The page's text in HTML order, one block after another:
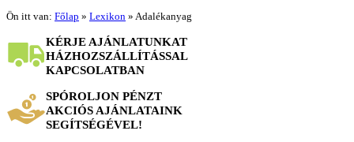
Ön itt van: Főlap » Lexikon » Adalékanyag
KÉRJE AJÁNLATUNKAT
HÁZHOZSZÁLLÍTÁSSAL
KAPCSOLATBAN
SPÓROLJON PÉNZT
AKCIÓS AJÁNLATAINK
SEGÍTSÉGÉVEL!